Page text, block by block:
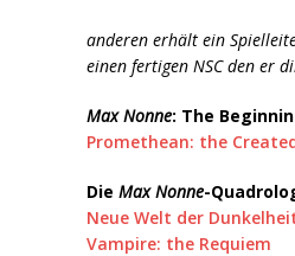
anderen erhält ein
einen fertigen NSC den er
Max Nonne: The
Promethean: the
DieMax Nonne-
Neue Welt der
Vampire: the Requiem